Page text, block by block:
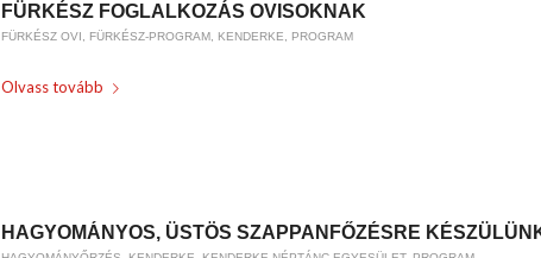
FÜRKÉSZ FOGLALKOZÁS OVISOKNAK
FÜRKÉSZ OVI , FÜRKÉSZ-PROGRAM, KENDERKE, PROGRAM
Olvass tovább
HAGYOMÁNYOS, ÜSTÖS SZAPPANFŐZÉSRE